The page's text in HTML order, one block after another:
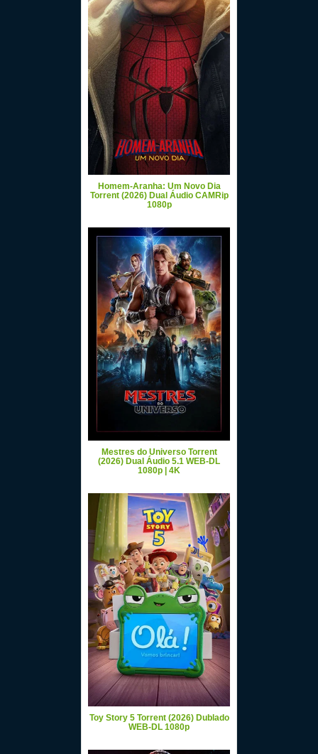
Homem-Aranha: Um Novo Dia
Torrent (2026) Dual Áudio CAMRip
1080p
Mestres do Universo Torrent
(2026) Dual Áudio 5.1 WEB-DL
1080p | 4K
Toy Story 5 Torrent (2026) Dublado
WEB-DL 1080p